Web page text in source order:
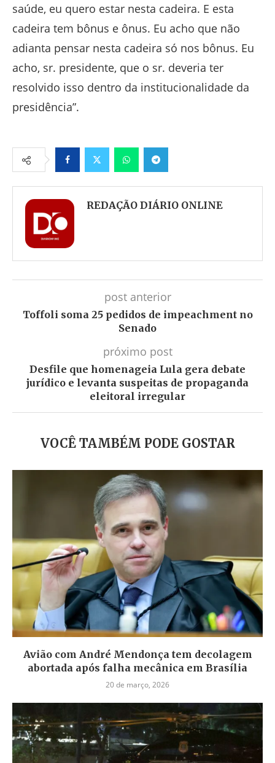
saúde, eu quero estar nesta cadeira. E esta
cadeira tem bônus e ônus. Eu acho que não
adianta pensar nesta cadeira só nos bônus. Eu
acho, sr. presidente, que o sr. deveria ter
resolvido isso dentro da institucionalidade da
presidência”.
FacebookTwitter WhatsappTelegram
REDAÇÃO DIÁRIO ONLINE
post anterior
Toffoli soma 25 pedidos de impeachment no
Senado
próximo post
Desfile que homenageia Lula gera debate
jurídico e levanta suspeitas de propaganda
eleitoral irregular
VOCÊ TAMBÉM PODE GOSTAR
Avião com André Mendonça tem decolagem
abortada após falha mecânica em Brasília
20 de março, 2026